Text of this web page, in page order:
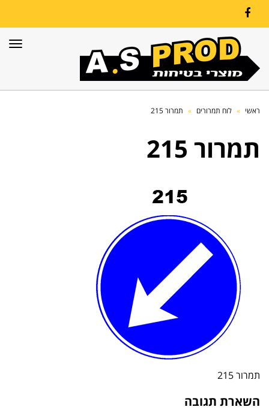
Facebook
ראשי » לוח תמרורים » תמרור 215
תמרור 215
תמרור 215
השארת תגובה